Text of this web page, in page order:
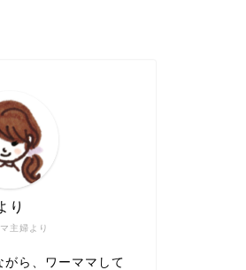
主婦より
り
ら、ワーママして